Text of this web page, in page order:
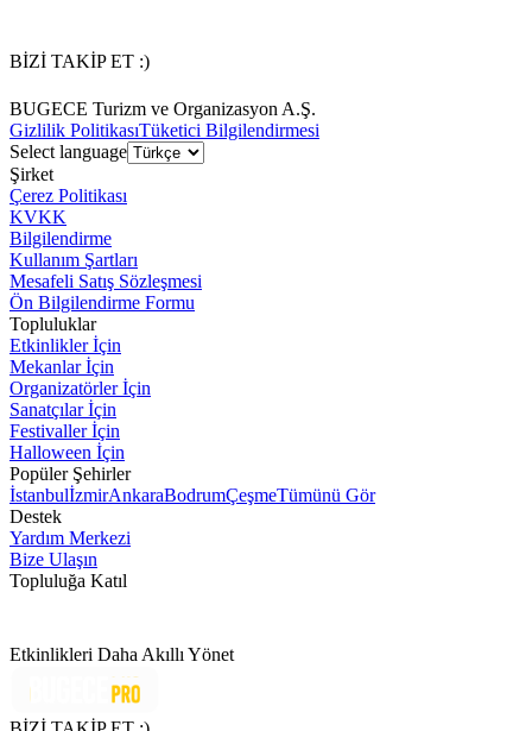
BİZİ TAKİP ET :)
BUGECE Turizm ve Organizasyon A.Ş.
Gizlilik PolitikasıTüketici Bilgilendirmesi
Select language
Şirket
Çerez Politikası
KVKK
Bilgilendirme
Kullanım Şartları
Mesafeli Satış Sözleşmesi
Ön Bilgilendirme Formu
Topluluklar
Etkinlikler İçin
Mekanlar İçin
Organizatörler İçin
Sanatçılar İçin
Festivaller İçin
Halloween İçin
Popüler Şehirler
İstanbulİzmirAnkaraBodrumÇeşmeTümünü Gör
Destek
Yardım Merkezi
Bize Ulaşın
Topluluğa Katıl
Etkinlikleri Daha Akıllı Yönet